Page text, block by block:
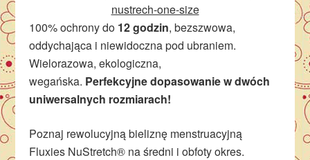
nustrech-one-size
100% ochrony do 12 godzin, bezszwowa,
oddychająca i niewidoczna pod ubraniem.
Wielorazowa, ekologiczna,
wegańska. Perfekcyjne dopasowanie w dwóch
uniwersalnych rozmiarach!
Poznaj rewolucyjną bieliznę menstruacyjną
Fluxies NuStretch® na średni i obfoty okres.